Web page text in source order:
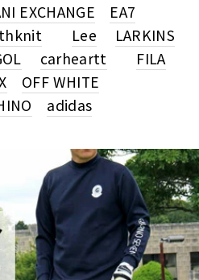
EXCHANGE
EA7
Lee
LARKINS
carheartt
FILA
OFF WHITE
adidas